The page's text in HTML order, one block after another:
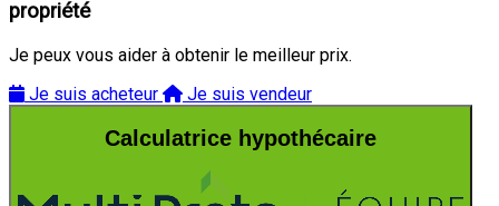
propriété
Je peux vous aider à obtenir le meilleur prix.
Je suis acheteur
Je suis vendeur
Calculatrice hypothécaire